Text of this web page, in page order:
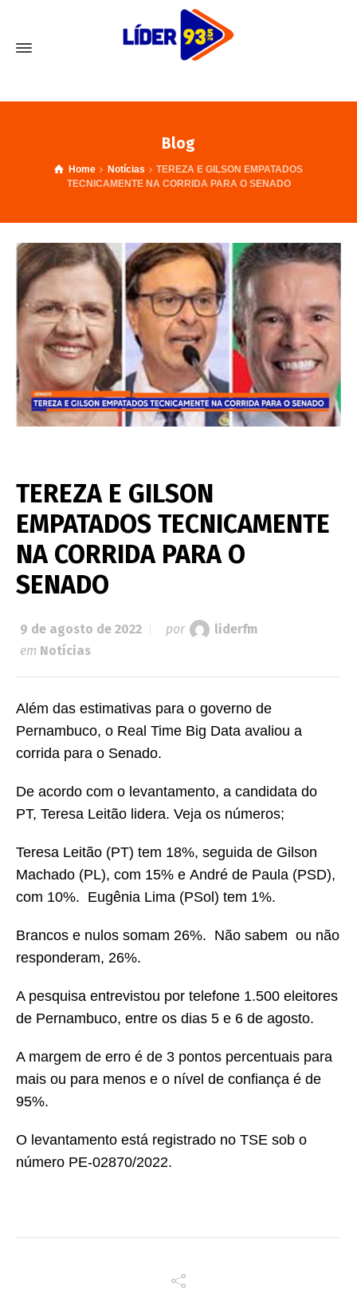
Blog
Home Notícias
TEREZA E GILSON EMPATADOS
TECNICAMENTE NA CORRIDA PARA O SENADO
TEREZA E GILSON
EMPATADOS TECNICAMENTE
NA CORRIDA PARA O
SENADO
9 de agosto de 2022 por
liderfm
em Notícias
Além das estimativas para o governo de
Pernambuco, o Real Time Big Data avaliou a
corrida para o Senado.
De acordo com o levantamento, a candidata do
PT, Teresa Leitão lidera. Veja os números;
Teresa Leitão (PT) tem 18%, seguida de Gilson
Machado (PL), com 15% e André de Paula (PSD),
com 10%. Eugênia Lima (PSol) tem 1%.
Brancos e nulos somam 26%. Não sabem ou não
responderam, 26%.
A pesquisa entrevistou por telefone 1.500 eleitores
de Pernambuco, entre os dias 5 e 6 de agosto.
A margem de erro é de 3 pontos percentuais para
mais ou para menos e o nível de confiança é de
95%.
O levantamento está registrado no TSE sob o
número PE-02870/2022.